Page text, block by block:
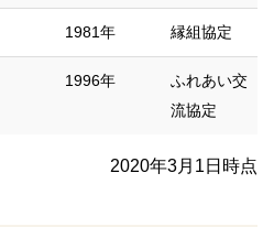
1981年 縁組協定
1996年
ふれあい交
流協定
2020年3月1日時点